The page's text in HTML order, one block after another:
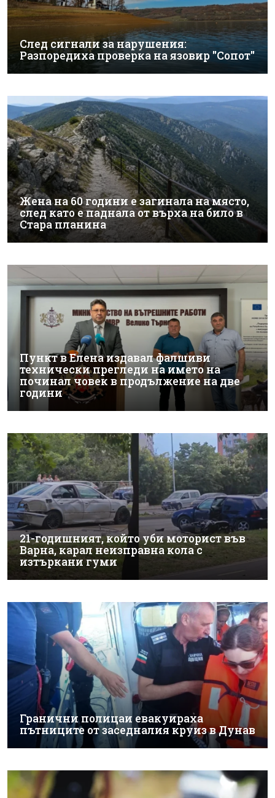
След сигнали за нарушения:
Разпоредиха проверка на язовир "Сопот"
Жена на 60 години е загинала на място,
след като е паднала от върха на било в
Стара планина
Пункт в Елена издавал фалшиви
технически прегледи на името на
починал човек в продължение на две
години
21-годишният, който уби моторист във
Варна, карал неизправна кола с
изтъркани гуми
Гранични полицаи евакуираха
пътниците от заседналия круиз в Дунав